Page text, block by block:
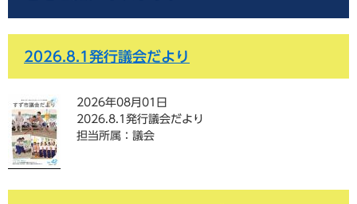
2026.8.1発行議会だより
2026年08月01日
2026.8.1発行議会だより
担当所属：議会